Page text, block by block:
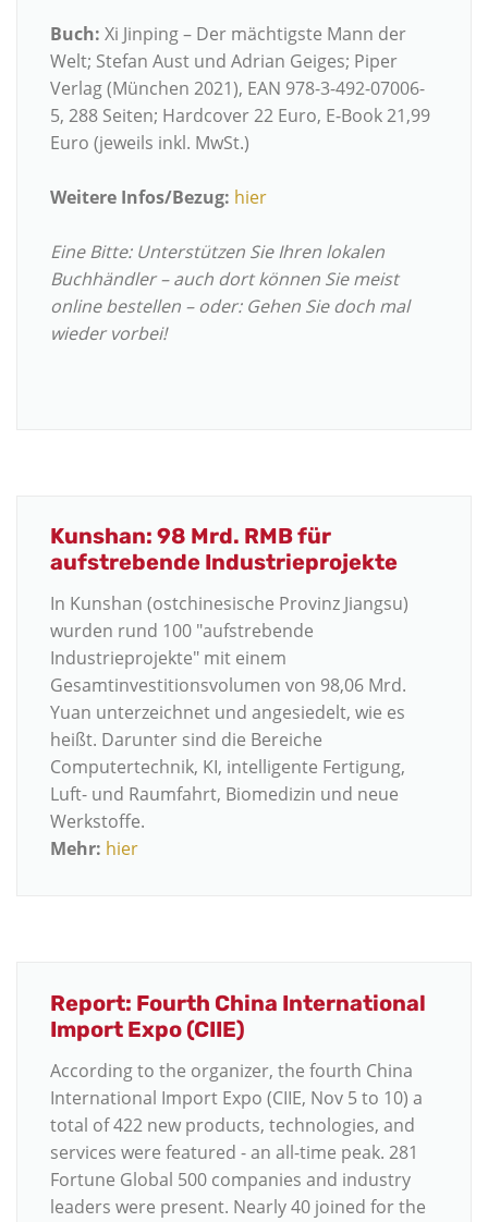
Buch: Xi Jinping – Der mächtigste Mann der
Welt; Stefan Aust und Adrian Geiges; Piper
Verlag (München 2021), EAN 978-3-492-07006-
5, 288 Seiten; Hardcover 22 Euro, E-Book 21,99
Euro (jeweils inkl. MwSt.)
Weitere Infos/Bezug: hier
Eine Bitte: Unterstützen Sie Ihren lokalen
Buchhändler – auch dort können Sie meist
online bestellen – oder: Gehen Sie doch mal
wieder vorbei!
Kunshan: 98 Mrd. RMB für
aufstrebende Industrieprojekte
In Kunshan (ostchinesische Provinz Jiangsu)
wurden rund 100 "aufstrebende
Industrieprojekte" mit einem
Gesamtinvestitionsvolumen von 98,06 Mrd.
Yuan unterzeichnet und angesiedelt, wie es
heißt. Darunter sind die Bereiche
Computertechnik, KI, intelligente Fertigung,
Luft- und Raumfahrt, Biomedizin und neue
Werkstoffe.
Mehr: hier
Report: Fourth China International
Import Expo (CIIE)
According to the organizer, the fourth China
International Import Expo (CIIE, Nov 5 to 10) a
total of 422 new products, technologies, and
services were featured - an all-time peak. 281
Fortune Global 500 companies and industry
leaders were present. Nearly 40 joined for the